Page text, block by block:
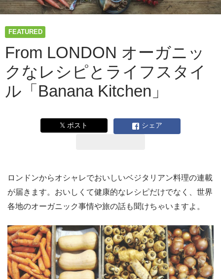
FEATURED
From LONDON オーガニッ
クなレシピとライフスタイ
ル「Banana Kitchen」
𝕏 ポスト シェア
ロンドンからオシャレでおいしいベジタリアン料理の連載
が届きます。おいしくて健康的なレシピだけでなく、世界
各地のオーガニック事情や旅の話も聞けちゃいますよ。